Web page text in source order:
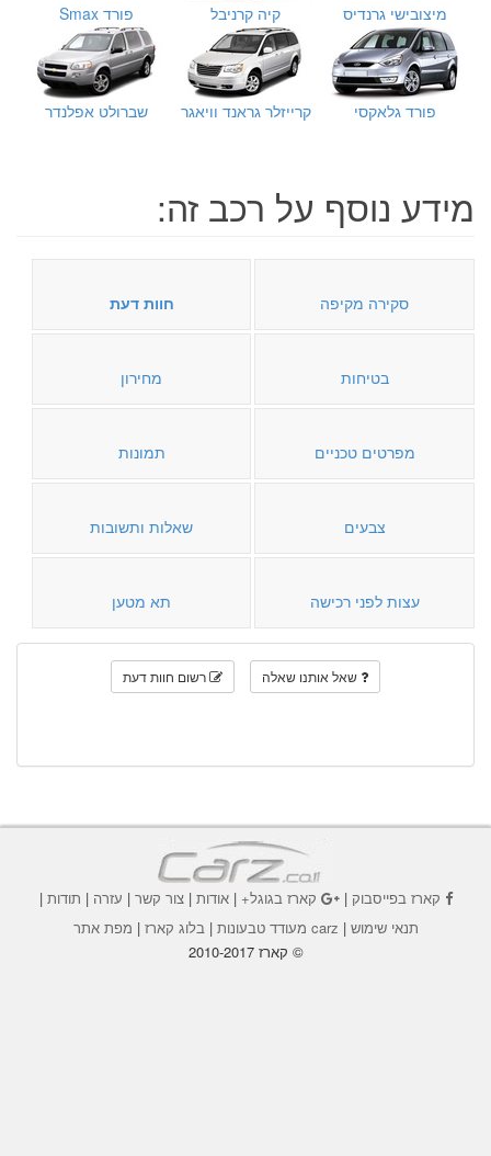
מיצובישי גרנדיס קיה קרניבל פורד Smax
פורד גלאקסי קרייזלר גראנד וויאגר שברולט אפלנדר
מידע נוסף על רכב זה:
סקירה מקיפה חוות דעת
בטיחות מחירון
מפרטים טכניים תמונות
צבעים שאלות ותשובות
עצות לפני רכישה תא מטען
שאל אותנו שאלה רשום חוות דעת
קארז בפייסבוק| קארז בגוגל+|אודות |צור קשר | עזרה | תודות |
תנאי שימוש | carz מעודד טבעונות | בלוג קארז | מפת אתר
© קארז 2010-2017